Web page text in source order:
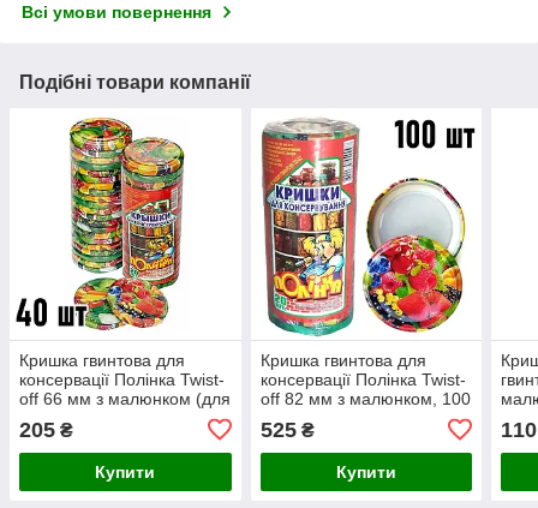
Всі умови повернення
Подібні товари компанії
Кришка гвинтова для
консервації Полінка Twist-
off 66 мм з малюнком (для
майонезных банок), 40 шт.
(2х20). Україна
205 ₴
Купити
Кришка гвинтова для
консервації Полінка Twist-
off 82 мм з малюнком, 100
525₴
Купити
110